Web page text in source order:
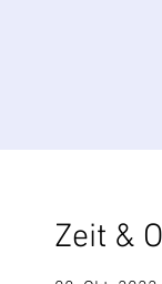
Zeit &